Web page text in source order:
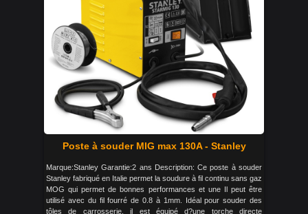
Poste à souder MIG max 130A - Stanley
Marque:Stanley Garantie:2 ans Description: Ce poste à souder
Stanley fabriqué en Italie permet la soudure à fil continu sans gaz
MOG qui permet de bonnes performances et une Il peut être
utilisé avec du fil fourré de 0.8 à 1mm. Idéal pour souder des
tôles de carrosserie, il est équipé d?une torche directe